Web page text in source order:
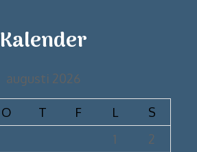
Kalender
augusti 2026
O T F L
S
1
2